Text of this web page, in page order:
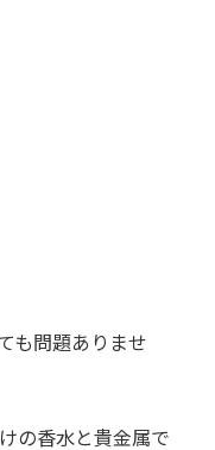
も問題ありませ
の香水と貴金属で